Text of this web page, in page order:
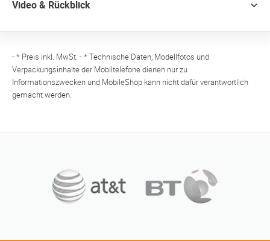
Video & Rückblick
- * Preis inkl. MwSt. - * Technische Daten, Modellfotos und
Verpackungsinhalte der Mobiltelefone dienen nur zu
Informationszwecken und MobileShop kann nicht dafür verantwortlich
gemacht werden.